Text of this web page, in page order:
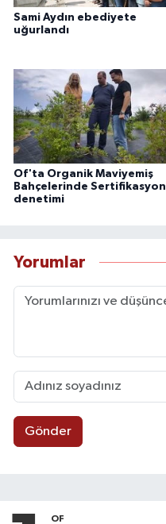
Sami Aydın ebediyete
uğurlandı
Of'ta Organik Maviyemiş
Bahçelerinde Sertifikasyon
denetimi
Yorumlar
Gönder
OF